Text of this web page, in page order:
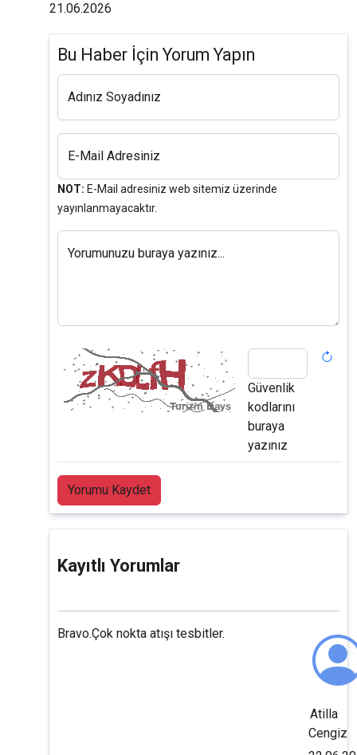
21.06.2026
Bu Haber İçin Yorum Yapın
Adınız Soyadınız
E-Mail Adresiniz
NOT: E-Mail adresiniz web sitemiz üzerinde
yayınlanmayacaktır.
Yorumunuzu buraya yazınız...
Güvenlik
kodlarını
buraya
yazınız
Yorumu Kaydet
Kayıtlı Yorumlar
Bravo.Çok nokta atışı tesbitler.
Atilla
Cengiz